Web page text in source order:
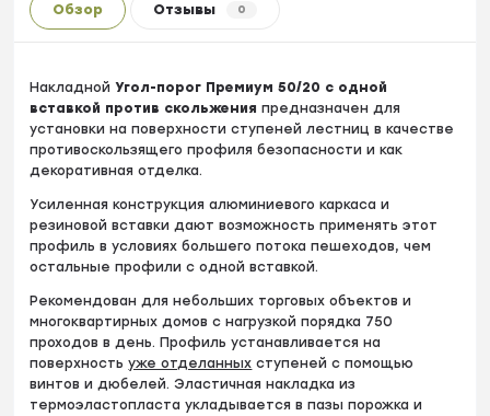
Обзор Отзывы 0
НакладнойУгол-порог Премиум 50/20 с одной
вставкой против скольжения предназначен для
установки на поверхности ступеней лестниц в качестве
противоскользящего профиля безопасности и как
декоративная отделка.
Усиленная конструкция алюминиевого каркаса и
резиновой вставки дают возможность применять этот
профиль в условиях большего потока пешеходов, чем
остальные профили с одной вставкой.
Рекомендован для небольших торговых объектов и
многоквартирных домов с нагрузкой порядка 750
проходов в день. Профиль устанавливается на
поверхностьуже отделанных ступеней с помощью
винтов и дюбелей. Эластичная накладка из
термоэластопласта укладывается в пазы порожка и